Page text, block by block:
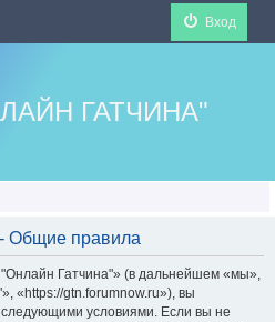
Вход
ГАТЧИНА"
Общие правила
Гатчина"» (в дальнейшем «мы»,
«https://gtn.forumnow.ru»), вы
следующими условиями. Если вы не